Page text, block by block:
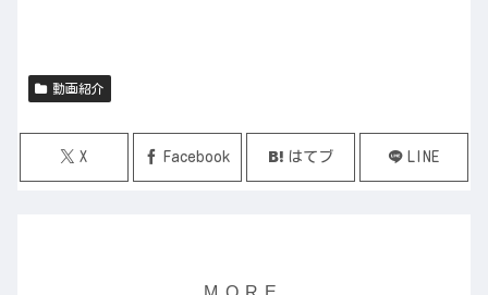
動画紹介
X Facebook はてブ LINE